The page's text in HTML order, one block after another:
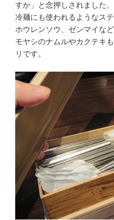
すか」と念押しされました。
冷麺にも使われるようなス
ホウレンソウ、ゼンマイな
モヤシのナムルやカクテキ
リです。